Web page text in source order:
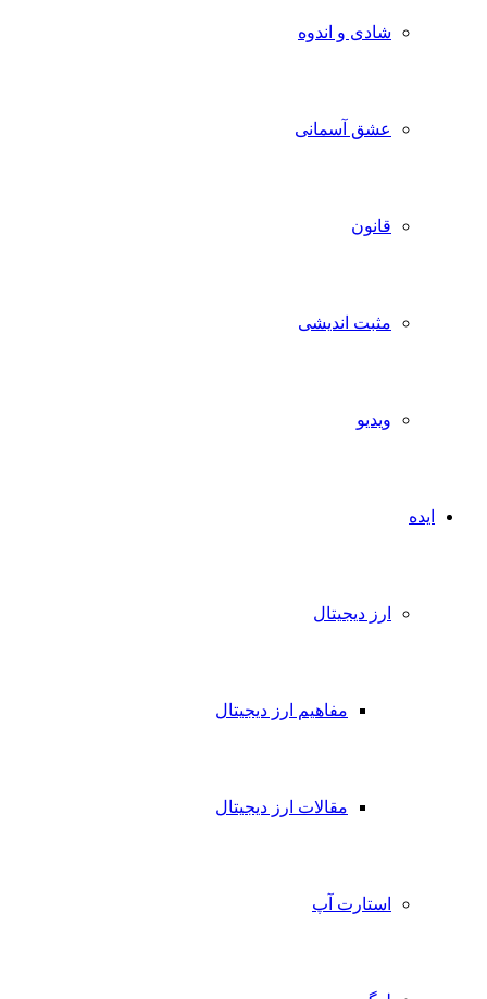
شادی و اندوه
عشق آسمانی
قانون
مثبت اندیشی
ویدیو
ایده
ارز دیجیتال
مفاهیم ارز دیجیتال
مقالات ارز دیجیتال
استارت آپ